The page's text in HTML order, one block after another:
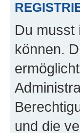
Du musst
können.
und die